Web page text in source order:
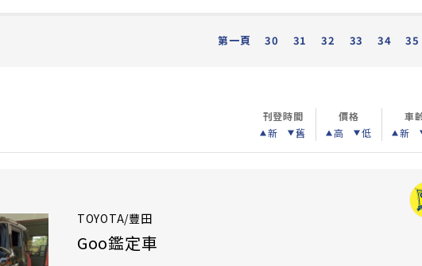
第一頁 30 31 32 33 34 35
刊登時間
新
舊
價格
高
低
車
新
TOYOTA/豐田
Goo鑑定車